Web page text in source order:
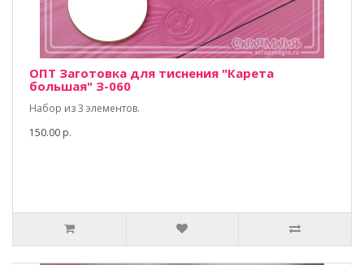
ОПТ Заготовка для тиснения "Карета
большая" З-060
Набор из 3 элементов.
150.00 р.